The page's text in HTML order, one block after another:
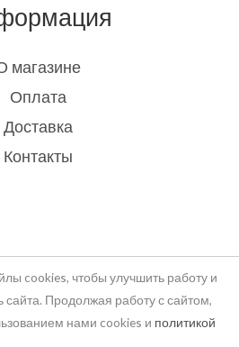
магазине
Оплата
Доставка
Контакты
cookies, чтобы улучшить работу и
Продолжая работу с сайтом,
нами cookies и политикой